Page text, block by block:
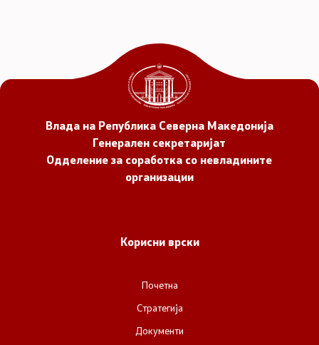
Влада на Република Северна Македонија
Генерален секретаријат
Одделение за соработка со невладините
организации
Корисни врски
Почетна
Стратегија
Документи